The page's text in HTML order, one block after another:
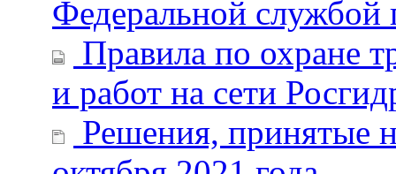
Федеральной службой
Правила по охране
и работ на сети
Решения, принятые